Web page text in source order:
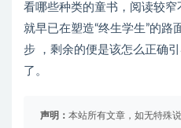
看哪些种类的童书，阅读较
就早已在塑造“终生学生”的路
步 ，剩余的便是该怎么正确
了。
声明： 本站所有文章，如无特殊